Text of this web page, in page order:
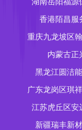
香港陌昌服
重庆九龙坡区
内蒙古正
黑龙江圆洁
广东龙岗区琪
江苏虎丘区安
新疆瑞丰新